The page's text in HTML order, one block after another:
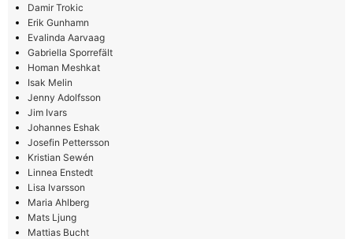
Damir Trokic
Erik Gunhamn
Evalinda Aarvaag
Gabriella Sporrefält
Homan Meshkat
Isak Melin
Jenny Adolfsson
Jim Ivars
Johannes Eshak
Josefin Pettersson
Kristian Sewén
Linnea Enstedt
Lisa Ivarsson
Maria Ahlberg
Mats Ljung
Mattias Bucht